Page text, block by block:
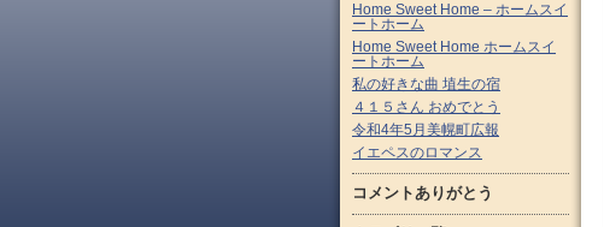
Home Sweet Home – ホームスイ
ートホーム
Home Sweet Home ホームスイ
ートホーム
私の好きな曲 埴生の宿
４１５さん おめでとう
令和4年5月美幌町広報
イエペスのロマンス
コメントありがとう